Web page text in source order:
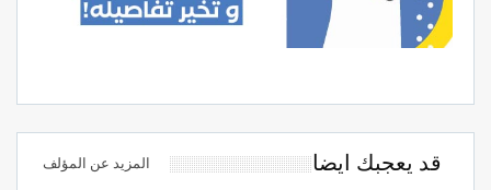
قد يعجبك ايضا المزيد عن المؤلف